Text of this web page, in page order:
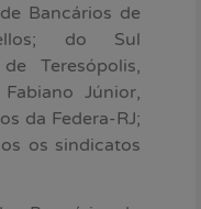
Bancários de
do Sul
Teresópolis,
Júnior,
da Federa-RJ;
os sindicatos